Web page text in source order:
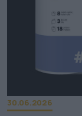
30.06.2026